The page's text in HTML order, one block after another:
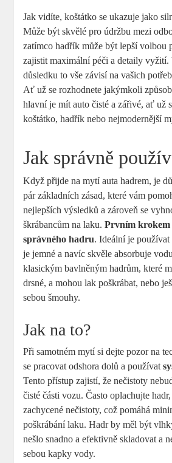
Jak vidíte, koštátko se ukazuje jako
Může být skvělé pro údržbu mezi
zatímco hadřík může být lepší volbou
zajistit maximální péči a detaily vyžití.
důsledku to vše závisí na vašich
Ať už se rozhodnete jakýmkoli
hlavní je mít auto čisté a zářivé, ať už
koštátko, hadřík nebo nejmodernější
Jak správně
Když přijde na mytí auta hadrem, je
pár základních zásad, které vám
nejlepších výsledků a zároveň se
škrábancům na laku.Prvním krokem
správného hadru. Ideální je
je jemné a navíc skvěle absorbuje
klasickým bavlněným hadrům, které
drsné, a mohou lak poškrábat, nebo
sebou šmouhy.
Jak na to?
Při samotném mytí si dejte pozor na
se pracovat odshora dolů a používat
Tento přístup zajistí, že nečistoty
čisté části vozu. Často oplachujte
zachycené nečistoty, což pomáhá
poškrábání laku. Hadr by měl být
nešlo snadno a efektivně skladovat a
sebou kapky vody.